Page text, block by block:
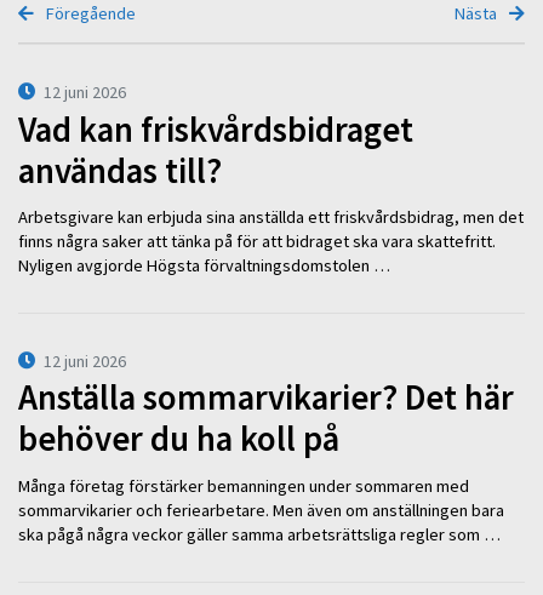
Föregående Nästa
12 juni 2026
Vad kan friskvårdsbidraget
användas till?
Arbetsgivare kan erbjuda sina anställda ett friskvårdsbidrag, men det
finns några saker att tänka på för att bidraget ska vara skattefritt.
Nyligen avgjorde Högsta förvaltningsdomstolen …
12 juni 2026
Anställa sommarvikarier? Det här
behöver du ha koll på
Många företag förstärker bemanningen under sommaren med
sommarvikarier och feriearbetare. Men även om anställningen bara
ska pågå några veckor gäller samma arbetsrättsliga regler som …